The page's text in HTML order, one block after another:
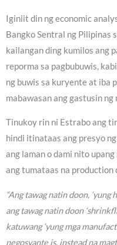
Iginiit din ng economic
Bangko Sentral ng Pilipinas
kailangan ding kumilos ang
reporma sa pagbubuwis,
ng buwis sa kuryente at iba
mabawasan ang gastusin ng
Tinukoy rin ni Estrabo ang
hindi itinataas ang presyo
ang laman o dami nito
ang tumataas na production
“Ang tawag natin doon,
ang tawag natin doon
katuwang ‘yung mga
negosyante is, instead na